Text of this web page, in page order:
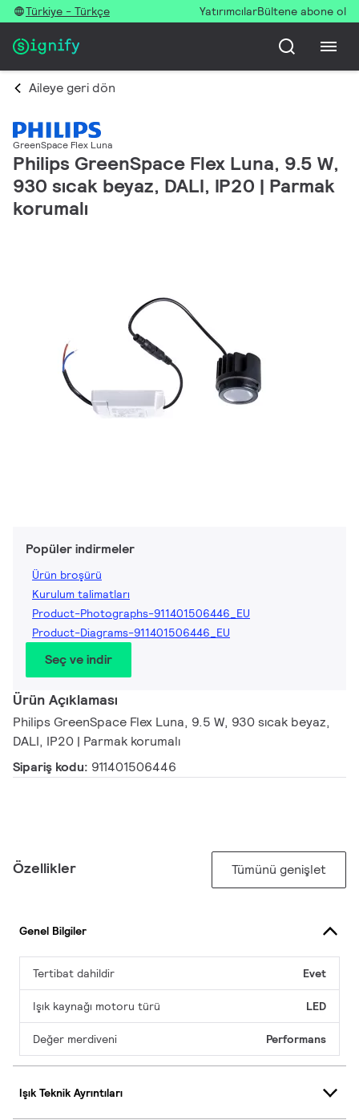
Türkiye - Türkçe YatırımcılarBültene abone ol
Aileye geri dön
GreenSpace Flex Luna
Philips GreenSpace Flex Luna, 9.5 W,
930 sıcak beyaz, DALI, IP20 | Parmak
korumalı
Popüler indirmeler
Ürün broşürü
Kurulum talimatları
Product-Photographs-911401506446_EU
Product-Diagrams-911401506446_EU
Seç ve indir
Ürün Açıklaması
Philips GreenSpace Flex Luna, 9.5 W, 930 sıcak beyaz,
DALI, IP20 | Parmak korumalı
Sipariş kodu: 911401506446
Özellikler Tümünü genişlet
Genel Bilgiler
Tertibat dahildir Evet
Işık kaynağı motoru türü LED
Değer merdiveni Performans
Işık Teknik Ayrıntıları